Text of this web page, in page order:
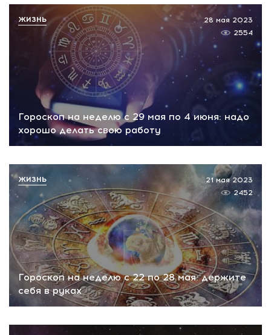
Гороскоп на неделю с 29 мая по 4 июня: надо
хорошо делать свою работу
28 мая 2023
2554
ЖИЗНЬ
Гороскоп на неделю с 22 по 28 мая: держите
себя в руках
21 мая 2023
2452
ЖИЗНЬ